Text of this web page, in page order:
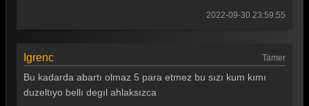
2022-09-30 23:59:55
Igrenc Tamer
Bu kadarda abartı olmaz 5 para etmez bu sızı kum kımı
duzeltıyo bellı degıl ahlaksızca